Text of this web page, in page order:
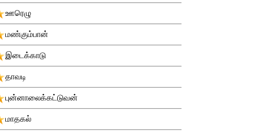
ஊரெழு
மண்கும்பான்
இடைக்காடு
தாவடி
புன்னாலைக்கட்டுவன்
மாதகல்